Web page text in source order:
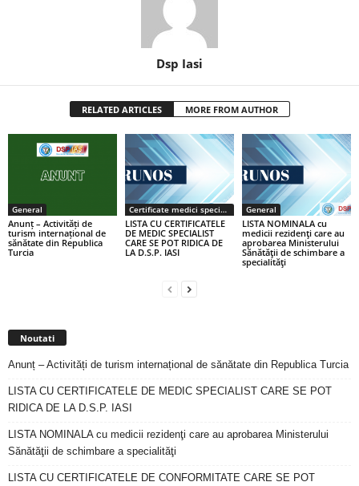
Dsp Iasi
RELATED ARTICLES MORE FROM AUTHOR
General
Anunț – Activități de
turism internațional de
sănătate din Republica
Turcia
Certificate medici specialiști / primari
LISTA CU CERTIFICATELE
DE MEDIC SPECIALIST
CARE SE POT RIDICA DE
LA D.S.P. IASI
General
LISTA NOMINALA cu
medicii rezidenţi care au
aprobarea Ministerului
Sănătăţii de schimbare a
specialităţi
Noutati
Anunț – Activități de turism internațional de sănătate din Republica Turcia
LISTA CU CERTIFICATELE DE MEDIC SPECIALIST CARE SE POT
RIDICA DE LA D.S.P. IASI
LISTA NOMINALA cu medicii rezidenţi care au aprobarea Ministerului
Sănătăţii de schimbare a specialităţi
LISTA CU CERTIFICATELE DE CONFORMITATE CARE SE POT